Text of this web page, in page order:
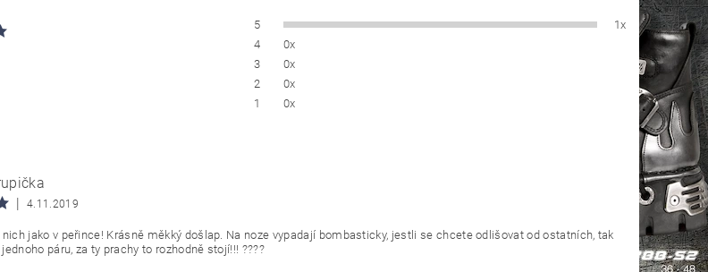
5
1x
4
0x
3
0x
2
0x
1
0x
|
4.11.2019
jako v peřince! Krásně měkký došlap. Na noze vypadají bombasticky, jestli se chcete odlišovat od ostatních, tak
páru, za ty prachy to rozhodně stojí!!! ????